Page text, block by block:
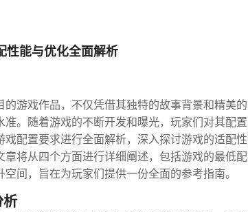
性能与优化全面解析
的游戏作品，不仅凭借其独特的故事背景和精美
。随着游戏的不断开发和曝光，玩家们对其配
配置要求进行全面解析，深入探讨游戏的适配
将从四个方面进行详细阐述，包括游戏的最低
间，旨在为玩家们提供一份全面的参考指南。
析